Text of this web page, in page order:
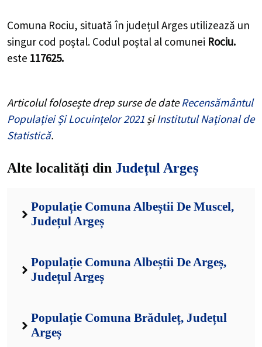
Comuna Rociu, situată în județul Arges utilizează un
singur cod poștal. Codul poștal al comunei Rociu.
este 117625.
Articolul folosește drep surse de dateRecensământul
Populației Și Locuințelor 2021 șiInstitutul Național de
Statistică.
Alte localități din Județul Argeș
Populație Comuna Albeștii De Muscel,
Județul Argeș
Populație Comuna Albeștii De Argeș,
Județul Argeș
Populație Comuna Brăduleț, Județul
Argeș